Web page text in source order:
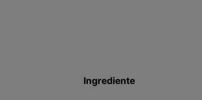
Ingrediente